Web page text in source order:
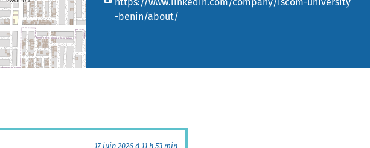
-benin/about/
17 juin 2026 à 11 h 53 min